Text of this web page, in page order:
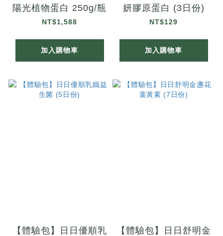
陽光植物蛋白 250g/瓶
NT$1,588
加入購物車
妍膠原蛋白 (3日份)
NT$129
加入購物車
【體驗包】日日優順乳
【體驗包】日日舒明金